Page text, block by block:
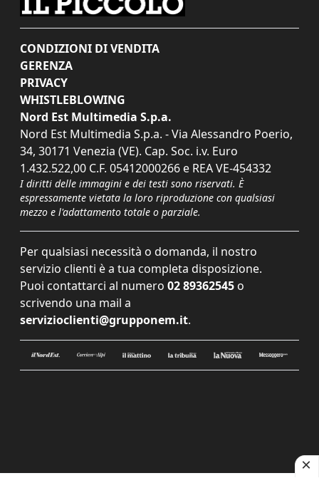
CONDIZIONI DI VENDITA
GERENZA
PRIVACY
WHISTLEBLOWING
Nord Est Multimedia S.p.a.
Nord Est Multimedia S.p.a. - Via Alessandro Poerio,
34, 30171 Venezia (VE). Cap. Soc. i.v. Euro
1.432.522,00 C.F. 05412000266 e REA VE-454332
I diritti delle immagini e dei testi sono riservati. È
espressamente vietata la loro riproduzione con qualsiasi
mezzo e l'adattamento totale o parziale.
Per qualsiasi necessità o domanda, il nostro
servizio clienti è a tua completa disposizione.
Puoi contattarci al numero 02 89362545 o
scrivendo una mail a
servizioclienti@grupponem.it.